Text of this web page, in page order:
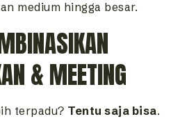
medium hingga besar.
& MEETING
terpadu? Tentu saja bisa.